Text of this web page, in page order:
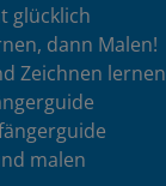
glücklich
dann Malen!
Zeichnen lernen
malen